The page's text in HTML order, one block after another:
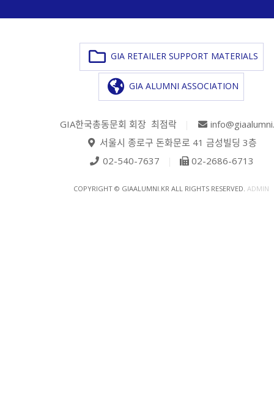
GIA RETAILER SUPPORT MATERIALS
GIA ALUMNI ASSOCIATION
GIA한국총동문회 회장 최점락
서울시 종로구 돈화문로 41 금성빌딩 3층
02-540-7637
02-2686-6713
COPYRIGHT © GIAALUMNI.KR ALL RIGHTS RESERVED. ADMIN